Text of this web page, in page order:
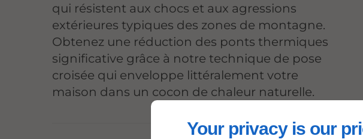
Your privacy is our
qui résistent aux chocs et aux agressions
extérieures typiques des zones de montagne.
Obtenez une réduction des ponts thermiques
significative grâce à notre technique de pose
croisée qui enveloppe littéralement votre
maison dans un cocon de chaleur naturelle.